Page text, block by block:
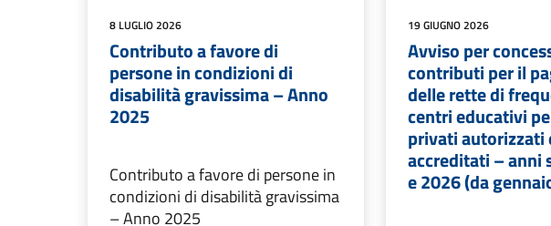
8 LUGLIO 2026
Contributo a favore di
persone in condizioni di
disabilità gravissima – Anno
2025
Contributo a favore di persone in
condizioni di disabilità gravissima
– Anno 2025
19 GIUGNO 2026
Avviso per
contributi per il
delle rette di
centri educativi
privati autorizzati
accreditati – anni
e 2026 (da